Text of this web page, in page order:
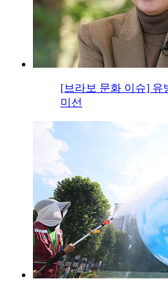
[브라보 문화 이슈] 유
미선